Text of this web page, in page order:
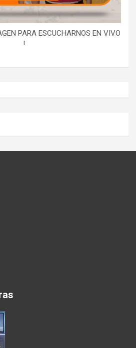
PARA ESCUCHARNOS EN VIVO
!